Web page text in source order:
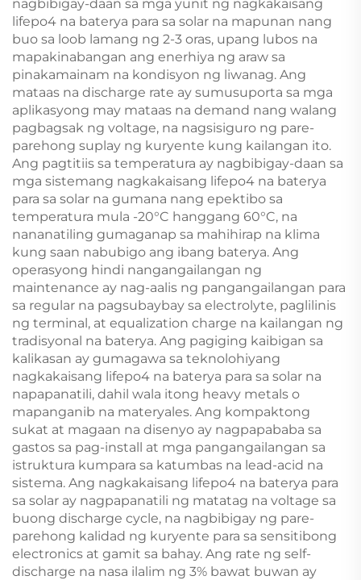
nagbibigay-daan sa mga yunit ng nagkakaisang
lifepo4 na baterya para sa solar na mapunan nang
buo sa loob lamang ng 2-3 oras, upang lubos na
mapakinabangan ang enerhiya ng araw sa
pinakamainam na kondisyon ng liwanag. Ang
mataas na discharge rate ay sumusuporta sa mga
aplikasyong may mataas na demand nang walang
pagbagsak ng voltage, na nagsisiguro ng pare-
parehong suplay ng kuryente kung kailangan ito.
Ang pagtitiis sa temperatura ay nagbibigay-daan sa
mga sistemang nagkakaisang lifepo4 na baterya
para sa solar na gumana nang epektibo sa
temperatura mula -20°C hanggang 60°C, na
nananatiling gumaganap sa mahihirap na klima
kung saan nabubigo ang ibang baterya. Ang
operasyong hindi nangangailangan ng
maintenance ay nag-aalis ng pangangailangan para
sa regular na pagsubaybay sa electrolyte, paglilinis
ng terminal, at equalization charge na kailangan ng
tradisyonal na baterya. Ang pagiging kaibigan sa
kalikasan ay gumagawa sa teknolohiyang
nagkakaisang lifepo4 na baterya para sa solar na
napapanatili, dahil wala itong heavy metals o
mapanganib na materyales. Ang kompaktong
sukat at magaan na disenyo ay nagpapababa sa
gastos sa pag-install at mga pangangailangan sa
istruktura kumpara sa katumbas na lead-acid na
sistema. Ang nagkakaisang lifepo4 na baterya para
sa solar ay nagpapanatili ng matatag na voltage sa
buong discharge cycle, na nagbibigay ng pare-
parehong kalidad ng kuryente para sa sensitibong
electronics at gamit sa bahay. Ang rate ng self-
discharge na nasa ilalim ng 3% bawat buwan ay